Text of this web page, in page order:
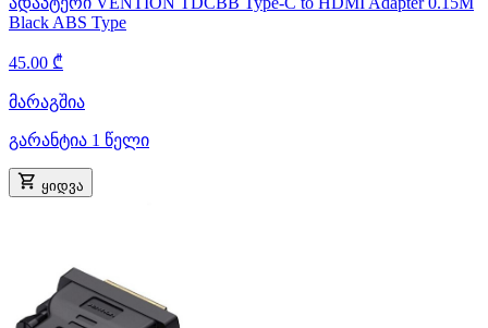
Black ABS Type
45.00 ₾
მარაგშია
გარანტია 1 წელი
ყიდვა